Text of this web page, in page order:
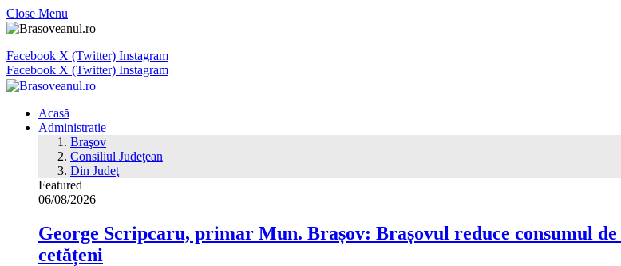
Close Menu
Facebook X (Twitter) Instagram
Facebook X (Twitter) Instagram
Acasă
Administratie
Braşov
Consiliul Judeţean
Din Judeţ
Featured
06/08/2026
George Scripcaru, primar Mun. Brașov: Brașovul reduce consumul
cetățeni